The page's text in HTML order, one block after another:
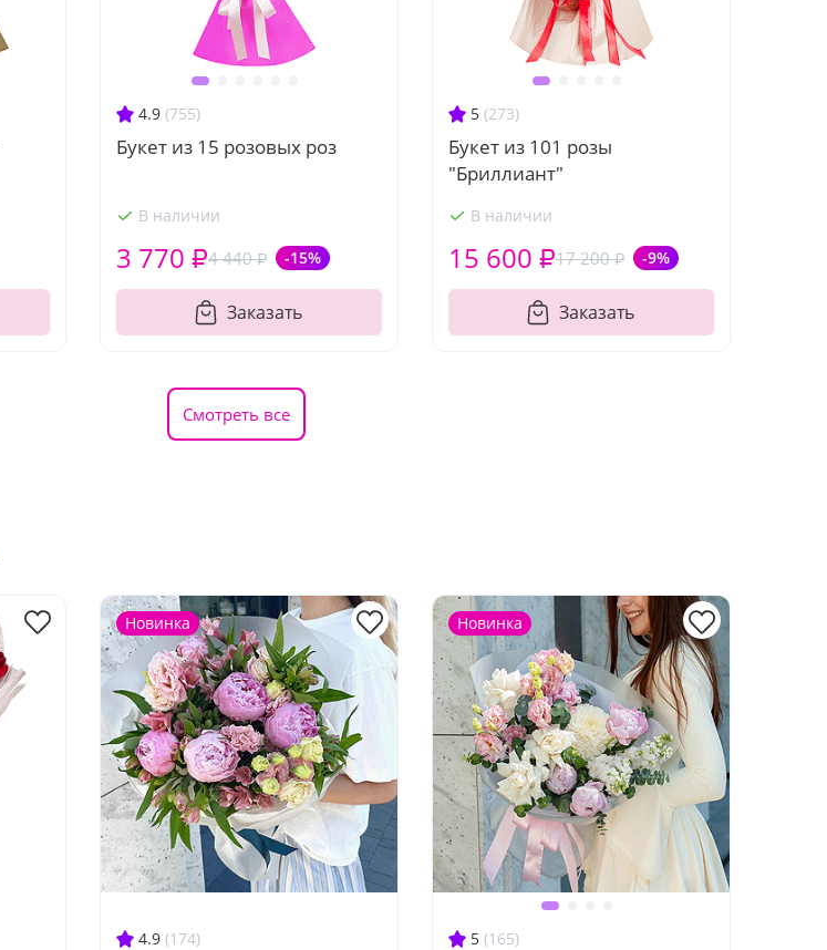
4.9 (755)
Букет из 15 розовых роз
В наличии
4 440 ₽ -15%
3 770 ₽
Заказать
5 (273)
Букет из 101 розы
"Бриллиант"
В наличии
17 200 ₽ -9%
15 600 ₽
Заказать
Смотреть все
4.9 (174)
Новинка
5 (165)
Новинка